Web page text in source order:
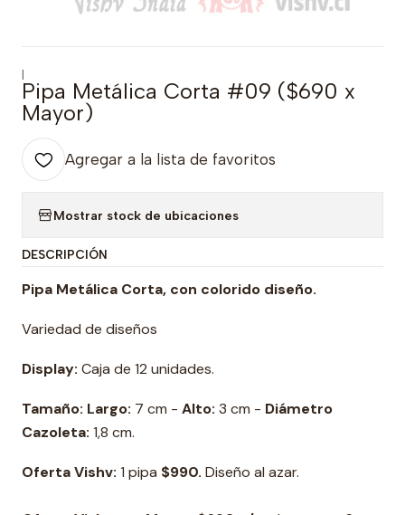
|
Pipa Metálica Corta #09 ($690 x
Mayor)
Agregar a la lista de favoritos
Mostrar stock de ubicaciones
DESCRIPCIÓN
Pipa Metálica Corta, con colorido diseño.
Variedad de diseños
Display: Caja de 12 unidades.
Tamaño: Largo: 7 cm - Alto: 3 cm - Diámetro
Cazoleta: 1,8 cm.
Oferta Vishv: 1 pipa $990. Diseño al azar.